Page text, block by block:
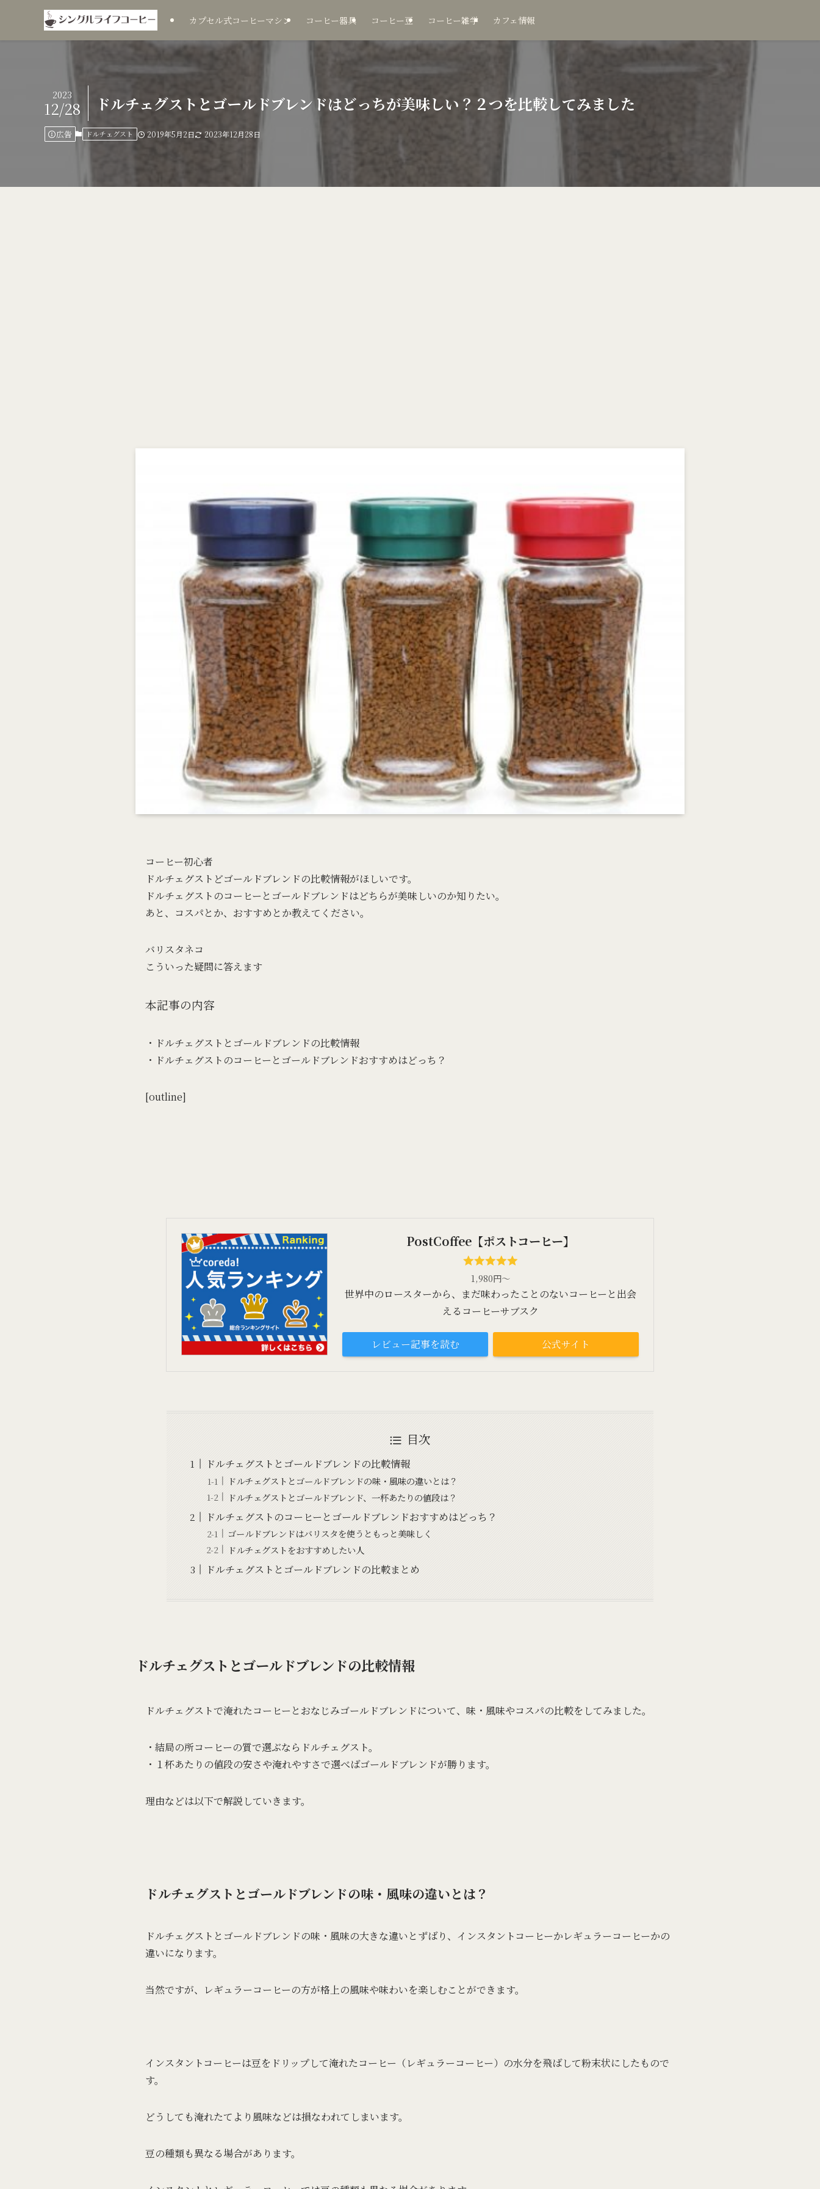
カプセル式コーヒーマシン コーヒー器具 コーヒー豆 コーヒー雑学 カフェ情報
ドルチェグストとゴールドブレンドはどっちが美味しい？２つを比較してみました
2023
12/28
広告 ドルチェグスト 2019年5月2日 2023年12月28日
コーヒー初心者
ドルチェグストどゴールドブレンドの比較情報がほしいです。
ドルチェグストのコーヒーとゴールドブレンドはどちらが美味しいのか知りたい。
あと、コスパとか、おすすめとか教えてください。
バリスタネコ
こういった疑問に答えます
本記事の内容
・ドルチェグストとゴールドブレンドの比較情報
・ドルチェグストのコーヒーとゴールドブレンドおすすめはどっち？
[outline]
PostCoffee【ポストコーヒー】
1,980円～
世界中のロースターから、まだ味わったことのないコーヒーと出会
えるコーヒーサブスク
レビュー記事を読む 公式サイト
目次
ドルチェグストとゴールドブレンドの比較情報
ドルチェグストとゴールドブレンドの味・風味の違いとは？
ドルチェグストとゴールドブレンド、一杯あたりの値段は？
ドルチェグストのコーヒーとゴールドブレンドおすすめはどっち？
ゴールドブレンドはバリスタを使うともっと美味しく
ドルチェグストをおすすめしたい人
ドルチェグストとゴールドブレンドの比較まとめ
ドルチェグストとゴールドブレンドの比較情報
ドルチェグストで淹れたコーヒーとおなじみゴールドブレンドについて、味・風味やコスパの比較をしてみました。
・結局の所コーヒーの質で選ぶならドルチェグスト。
・１杯あたりの値段の安さや淹れやすさで選べばゴールドブレンドが勝ります。
理由などは以下で解説していきます。
ドルチェグストとゴールドブレンドの味・風味の違いとは？
ドルチェグストとゴールドブレンドの味・風味の大きな違いとずばり、インスタントコーヒーかレギュラーコーヒーかの
違いになります。
当然ですが、レギュラーコーヒーの方が格上の風味や味わいを楽しむことができます。
インスタントコーヒーは豆をドリップして淹れたコーヒー（レギュラーコーヒー）の水分を飛ばして粉末状にしたもので
す。
どうしても淹れたてより風味などは損なわれてしまいます。
豆の種類も異なる場合があります。